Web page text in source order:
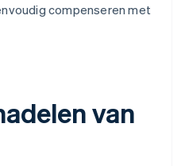
compenseren met
van